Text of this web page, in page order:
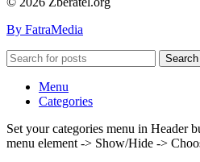
By FatraMedia
Search
Menu
Categories
Set your categories menu in Header
menu element -> Show/Hide ->